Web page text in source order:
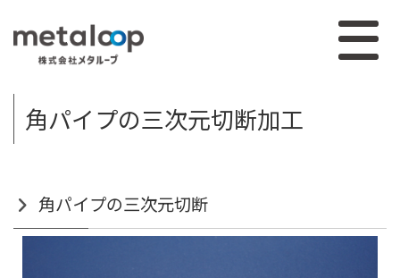
角パイプの三次元切断加工
角パイプの三次元切断